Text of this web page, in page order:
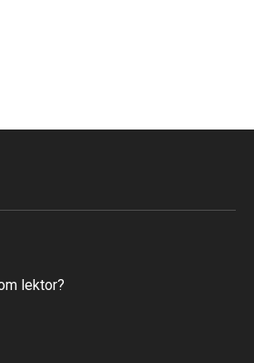
lektor?